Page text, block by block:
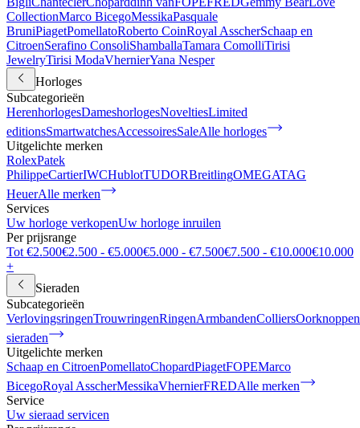
CollectionMarco BicegoMessikaPasquale
BruniPiagetPomellatoRoberto CoinRoyal AsscherSchaap en
CitroenSerafino ConsoliShamballaTamara ComolliTirisi
JewelryTirisi ModaVhernierYana Nesper
Horloges
Subcategorieën
HerenhorlogesDameshorlogesNoveltiesLimited
editionsSmartwatchesAccessoiresSaleAlle horloges
Uitgelichte merken
RolexPatek
PhilippeCartierIWCHublotTUDORBreitlingOMEGATAG
HeuerAlle merken
Services
Uw horloge verkopenUw horloge inruilen
Per prijsrange
Tot €2.500€2.500 - €5.000€5.000 - €7.500€7.500 - €10.000€10.000
+
Sieraden
Subcategorieën
VerlovingsringenTrouwringenRingenArmbandenColliersOorknoppen
sieraden
Uitgelichte merken
Schaap en CitroenPomellatoChopardPiagetFOPEMarco
BicegoRoyal AsscherMessikaVhernierFREDAlle merken
Service
Uw sieraad servicen